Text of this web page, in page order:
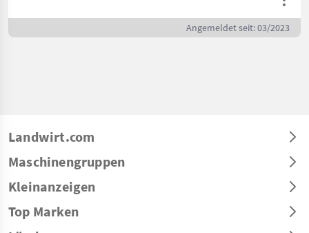
Angemeldet seit: 03/2023
Landwirt.com
Maschinengruppen
Kleinanzeigen
Top Marken